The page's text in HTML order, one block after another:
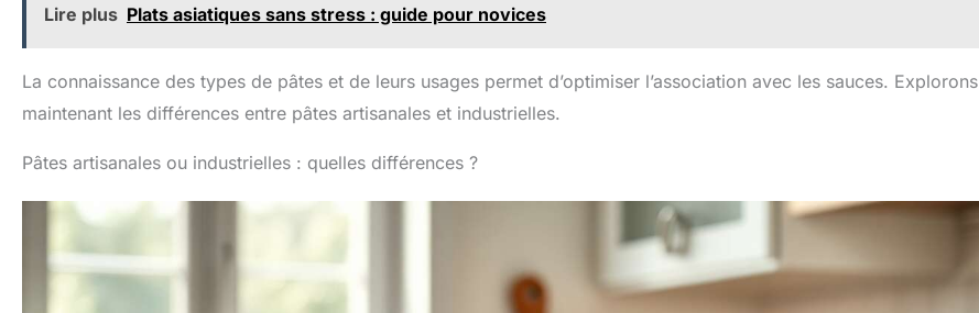
Lire plus Plats asiatiques sans stress : guide pour novices
La connaissance des types de pâtes et de leurs usages permet d’optimiser l’association avec les sauces. Explorons
maintenant les différences entre pâtes artisanales et industrielles.
Pâtes artisanales ou industrielles : quelles différences ?